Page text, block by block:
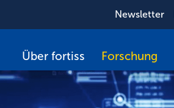
Newsletter
Über fortiss Forschung